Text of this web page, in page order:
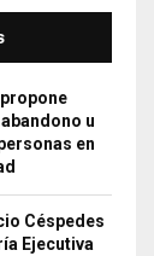
u
en
Céspedes
Ejecutiva